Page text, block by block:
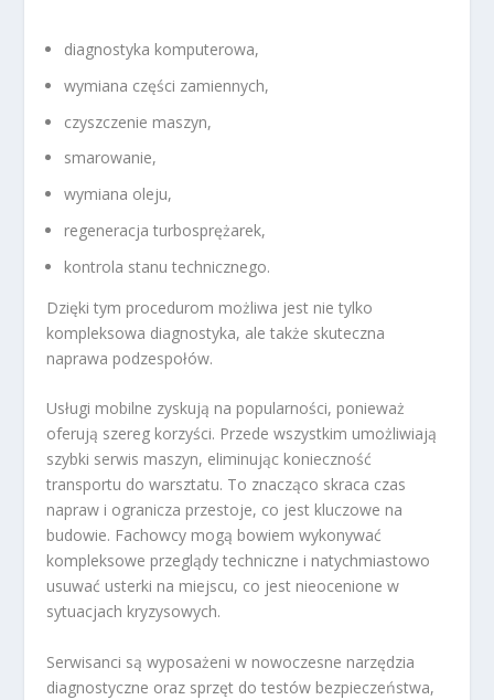
diagnostyka komputerowa,
wymiana części zamiennych,
czyszczenie maszyn,
smarowanie,
wymiana oleju,
regeneracja turbosprężarek,
kontrola stanu technicznego.
Dzięki tym procedurom możliwa jest nie tylko
kompleksowa diagnostyka, ale także skuteczna
naprawa podzespołów.
Usługi mobilne zyskują na popularności, ponieważ
oferują szereg korzyści. Przede wszystkim umożliwiają
szybki serwis maszyn, eliminując konieczność
transportu do warsztatu. To znacząco skraca czas
napraw i ogranicza przestoje, co jest kluczowe na
budowie. Fachowcy mogą bowiem wykonywać
kompleksowe przeglądy techniczne i natychmiastowo
usuwać usterki na miejscu, co jest nieocenione w
sytuacjach kryzysowych.
Serwisanci są wyposażeni w nowoczesne narzędzia
diagnostyczne oraz sprzęt do testów bezpieczeństwa,